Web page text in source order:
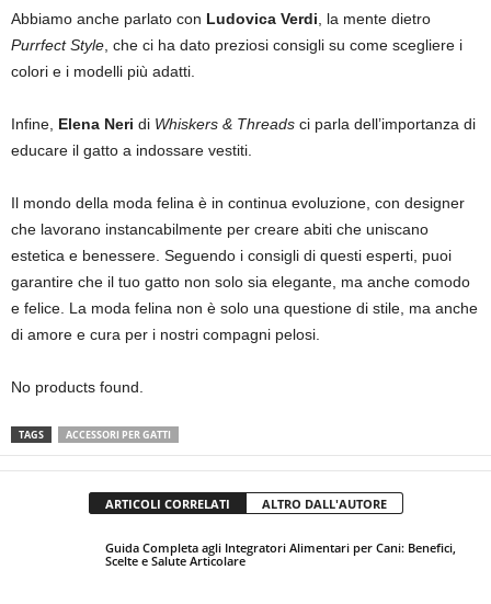
Abbiamo anche parlato con Ludovica Verdi , la mente dietro
Purrfect Style , che ci ha dato preziosi consigli su come scegliere i
colori e i modelli più adatti.
Infine, Elena Neri di Whiskers & Threads ci parla dell’importanza di
educare il gatto a indossare vestiti.
Il mondo della moda felina è in continua evoluzione, con designer
che lavorano instancabilmente per creare abiti che uniscano
estetica e benessere. Seguendo i consigli di questi esperti, puoi
garantire che il tuo gatto non solo sia elegante, ma anche comodo
e felice. La moda felina non è solo una questione di stile, ma anche
di amore e cura per i nostri compagni pelosi.
No products found.
TAGS ACCESSORI PER GATTI
ARTICOLI CORRELATI ALTRO DALL'AUTORE
Guida Completa agli Integratori Alimentari per Cani: Benefici,
Scelte e Salute Articolare